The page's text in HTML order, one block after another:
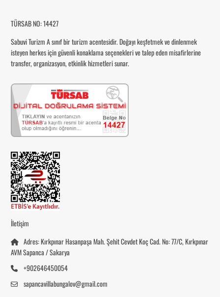
TÜRSAB NO: 14427
Sabuvi TurizmA sınıf bir turizm acentesidir. Doğayı keşfetmek ve dinlenmek
isteyen herkes için güvenli konaklama seçenekleri ve talep eden misafirlerine
transfer, organizasyon, etkinlik hizmetleri sunar.
İletişim
Adres: Kırkpınar Hasanpaşa Mah. Şehit Cevdet Koç Cad. No: 77/C, Kırkpınar
AVM Sapanca / Sakarya
+902646450054
sapancavillabungalov@gmail.com